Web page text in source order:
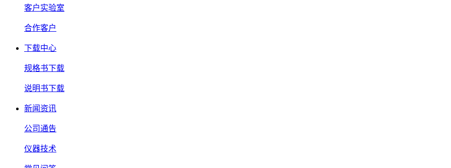
客户实验室
合作客户
下载中心
规格书下载
说明书下载
新闻资讯
公司通告
仪器技术